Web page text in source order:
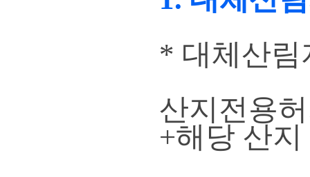
* 대체산림
산지전용
+해당 산